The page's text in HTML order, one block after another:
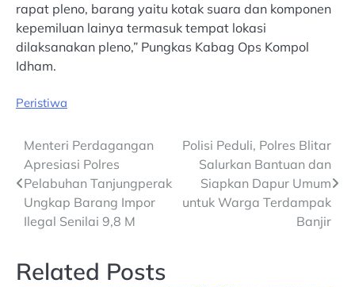
rapat pleno, barang yaitu kotak suara dan komponen
kepemiluan lainya termasuk tempat lokasi
dilaksanakan pleno,” Pungkas Kabag Ops Kompol
Idham.
Peristiwa
Post
navigation
Menteri Perdagangan
Apresiasi Polres
Pelabuhan Tanjungperak
Ungkap Barang Impor
Ilegal Senilai 9,8 M
Polisi Peduli, Polres Blitar
Salurkan Bantuan dan
Siapkan Dapur Umum
untuk Warga Terdampak
Banjir
Related Posts